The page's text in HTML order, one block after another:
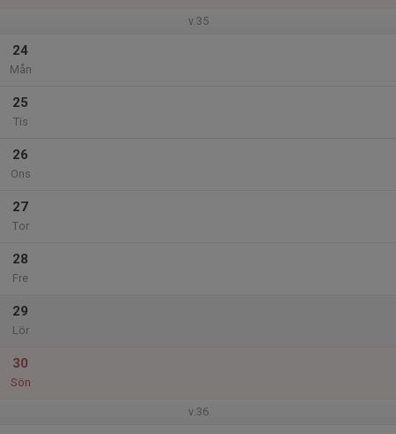
v.35
24
Mån
25
Tis
26
Ons
27
Tor
28
Fre
29
Lör
30
Sön
v.36